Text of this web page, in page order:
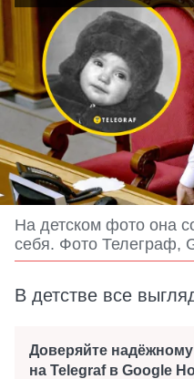
На детском фото она
себя. Фото Телеграф,
В детстве все
Доверяйте
на Telegraf в Google